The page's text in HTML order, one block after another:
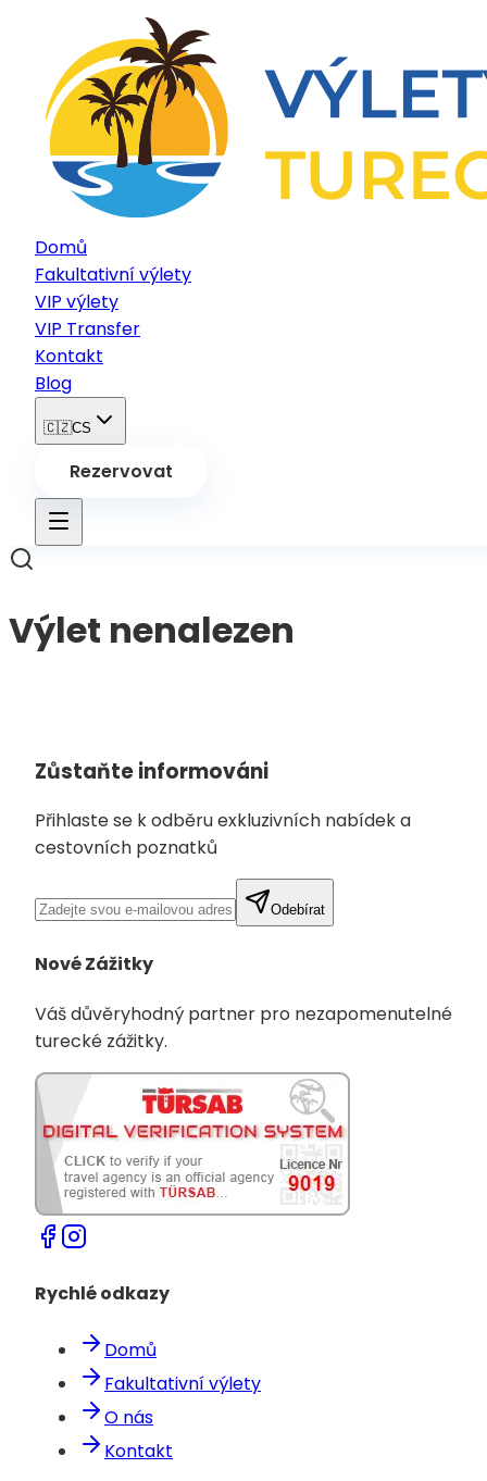
Domů
Fakultativní výlety
VIP výlety
VIP Transfer
Kontakt
Blog
🇨🇿CS
Rezervovat
Výlet nenalezen
Zůstaňte informováni
Přihlaste se k odběru exkluzivních nabídek a
cestovních poznatků
Odebírat
Nové Zážitky
Váš důvěryhodný partner pro nezapomenutelné
turecké zážitky.
Rychlé odkazy
Domů
Fakultativní výlety
O nás
Kontakt